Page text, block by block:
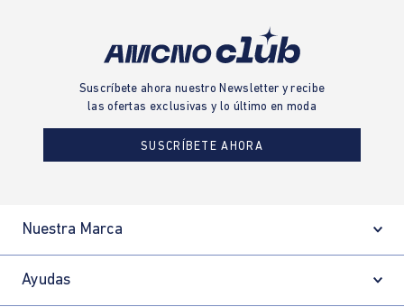
Suscríbete ahora nuestro Newsletter y recibe
las ofertas exclusivas y lo último en moda
SUSCRÍBETE AHORA
Nuestra Marca
Ayudas